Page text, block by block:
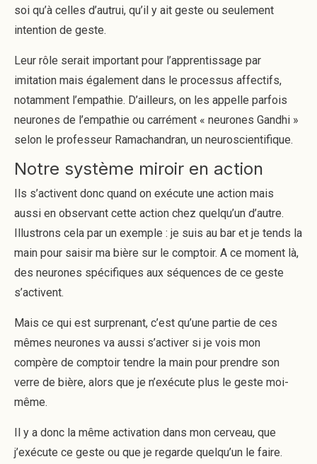
soi qu’à celles d’autrui, qu’il y ait geste ou seulement
intention de geste.
Leur rôle serait important pour l’apprentissage par
imitation mais également dans le processus affectifs,
notamment l’empathie. D’ailleurs, on les appelle parfois
neurones de l’empathie ou carrément « neurones Gandhi »
selon le professeur Ramachandran, un neuroscientifique.
Notre système miroir en action
Ils s’activent donc quand on exécute une action mais
aussi en observant cette action chez quelqu’un d’autre.
Illustrons cela par un exemple : je suis au bar et je tends la
main pour saisir ma bière sur le comptoir. A ce moment là,
des neurones spécifiques aux séquences de ce geste
s’activent.
Mais ce qui est surprenant, c’est qu’une partie de ces
mêmes neurones va aussi s’activer si je vois mon
compère de comptoir tendre la main pour prendre son
verre de bière, alors que je n’exécute plus le geste moi-
même.
Il y a donc la même activation dans mon cerveau, que
j’exécute ce geste ou que je regarde quelqu’un le faire.